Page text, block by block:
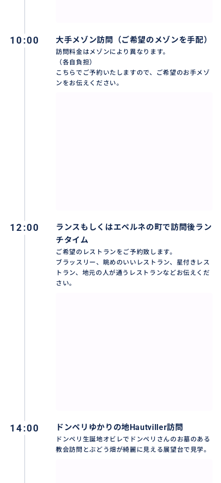
ャンパーニュ地方の主要ポイントを押さえていくツア
ーとなっております
10:00 大手メゾン訪問（ご希望のメゾンを手配）
訪問料金はメゾンにより異なります。
（各自負担）
こちらでご予約いたしますので、ご希望のお手メゾ
ンをお伝えください。
12:00
ランスもしくはエペルネの町で訪問後ラン
チタイム
ご希望のレストランをご予約致します。
ブラッスリー、眺めのいいレストラン、星付きレス
トラン、地元の人が通うレストランなどお伝えくだ
さい。
14:00 ドンペリゆかりの地Hautviller訪問
ドンペリ生誕地オビレでドンペリさんのお墓のある
教会訪問とぶどう畑が綺麗に見える展望台で見学。